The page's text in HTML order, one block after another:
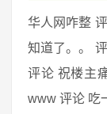
华人网咋整
知道了。。
评论 祝楼主
www 评论 吃